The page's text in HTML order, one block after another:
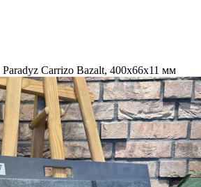
Carrizo Bazalt, 400х66х11 мм